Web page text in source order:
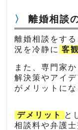
離婚相談
離婚相談をす
況を冷静に 客
また、専門家
解決策やアイ
がメリットにな
デメリット
と
相談料や弁護